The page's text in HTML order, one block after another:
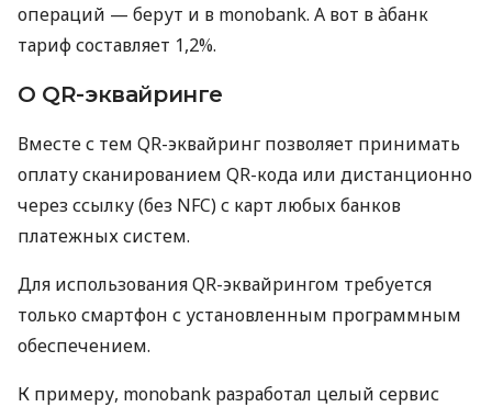
операций — берут и в monobank. А вот в àбанк
тариф составляет 1,2%.
О QR-эквайринге
Вместе с тем QR-эквайринг позволяет принимать
оплату сканированием QR-кода или дистанционно
через ссылку (без NFC) с карт любых банков
платежных систем.
Для использования QR-эквайрингом требуется
только смартфон с установленным программным
обеспечением.
К примеру, monobank разработал целый сервис